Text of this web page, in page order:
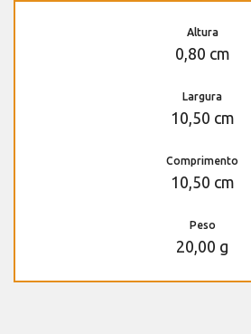
Altura
0,80 cm
Largura
10,50 cm
Comprimento
10,50 cm
Peso
20,00 g